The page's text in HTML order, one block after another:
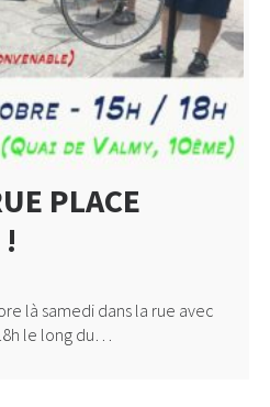
PLACE
là samedi dans la rue avec
le long du…